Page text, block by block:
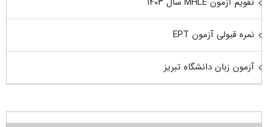
نمره قبولی آزمون EPT
آزمون زبان دانشگاه تبریز